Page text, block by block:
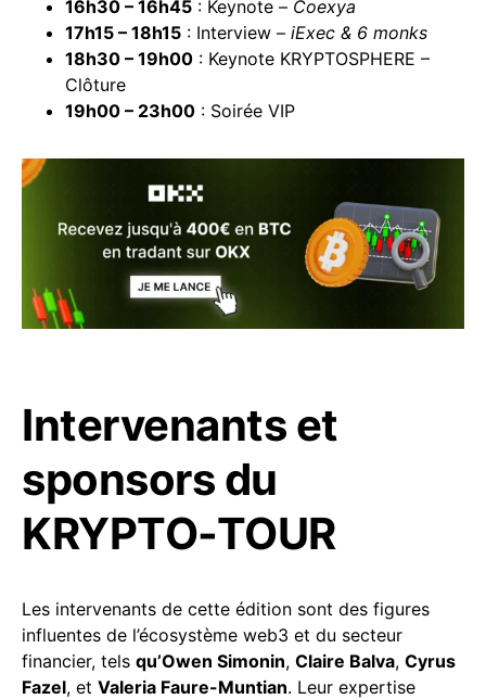
16h30 – 16h45 : Keynote – Coexya
17h15 – 18h15 : Interview – iExec & 6 monks
18h30 – 19h00 : Keynote KRYPTOSPHERE –
Clôture
19h00 – 23h00 : Soirée VIP
Intervenants et
sponsors du
KRYPTO-TOUR
Les intervenants de cette édition sont des figures
influentes de l’écosystème web3 et du secteur
financier, tels qu’Owen Simonin, Claire Balva, Cyrus
Fazel, et Valeria Faure-Muntian. Leur expertise